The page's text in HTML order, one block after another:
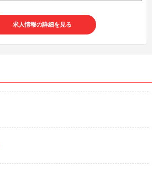
求人情報の詳細を見る